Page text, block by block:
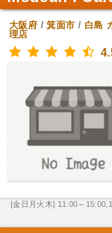
大阪府 /箕面市 / 白島
理店
[金日月火木] 11:00～